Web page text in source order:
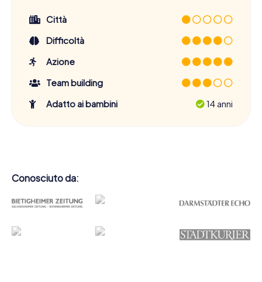
Città
Difficoltà
Azione
Team building
Adatto ai bambini
14 anni
Conosciuto da: